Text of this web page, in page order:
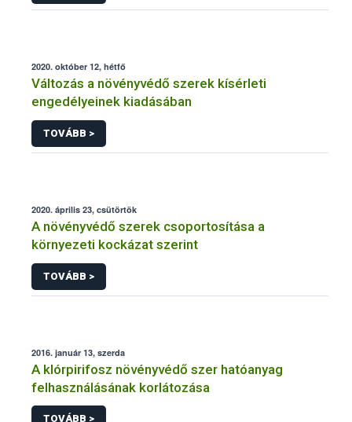
2020. október 12, hétfő
Változás a növényvédő szerek kísérleti
engedélyeinek kiadásában
TOVÁBB >
2020. április 23, csütörtök
A növényvédő szerek csoportosítása a
környezeti kockázat szerint
TOVÁBB >
2016. január 13, szerda
A klórpirifosz növényvédő szer hatóanyag
felhasználásának korlátozása
TOVÁBB >